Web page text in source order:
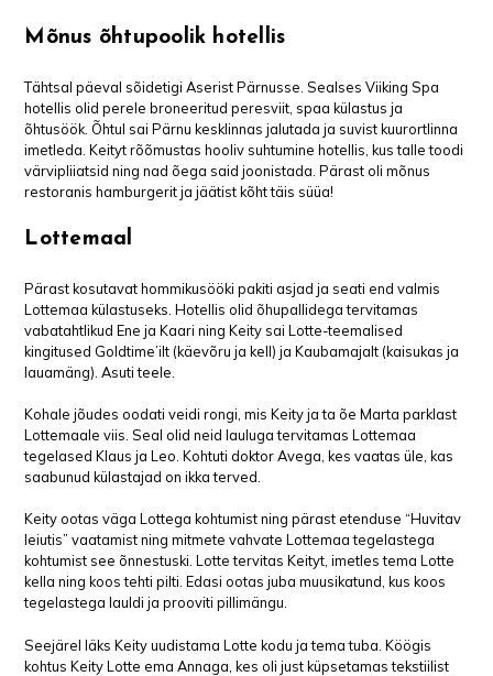
Mõnus õhtupoolik hotellis
Tähtsal päeval sõidetigi Aserist Pärnusse. Sealses Viiking Spa
hotellis olid perele broneeritud peresviit, spaa külastus ja
õhtusöök. Õhtul sai Pärnu kesklinnas jalutada ja suvist kuurortlinna
imetleda. Keityt rõõmustas hooliv suhtumine hotellis, kus talle toodi
värvipliiatsid ning nad õega said joonistada. Pärast oli mõnus
restoranis hamburgerit ja jäätist kõht täis süüa!
Lottemaal
Pärast kosutavat hommikusööki pakiti asjad ja seati end valmis
Lottemaa külastuseks. Hotellis olid õhupallidega tervitamas
vabatahtlikud Ene ja Kaari ning Keity sai Lotte-teemalised
kingitused Goldtime’ilt (käevõru ja kell) ja Kaubamajalt (kaisukas ja
lauamäng). Asuti teele.
Kohale jõudes oodati veidi rongi, mis Keity ja ta õe Marta parklast
Lottemaale viis. Seal olid neid lauluga tervitamas Lottemaa
tegelased Klaus ja Leo. Kohtuti doktor Avega, kes vaatas üle, kas
saabunud külastajad on ikka terved.
Keity ootas väga Lottega kohtumist ning pärast etenduse “Huvitav
leiutis” vaatamist ning mitmete vahvate Lottemaa tegelastega
kohtumist see õnnestuski. Lotte tervitas Keityt, imetles tema Lotte
kella ning koos tehti pilti. Edasi ootas juba muusikatund, kus koos
tegelastega lauldi ja prooviti pillimängu.
Seejärel läks Keity uudistama Lotte kodu ja tema tuba. Köögis
kohtus Keity Lotte ema Annaga, kes oli just küpsetamas tekstiilist